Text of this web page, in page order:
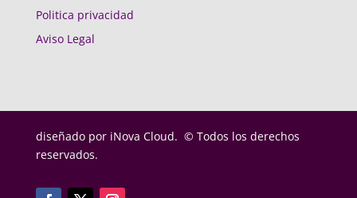
Politica privacidad
Aviso Legal
diseñado por iNova Cloud. © Todos los derechos
reservados.